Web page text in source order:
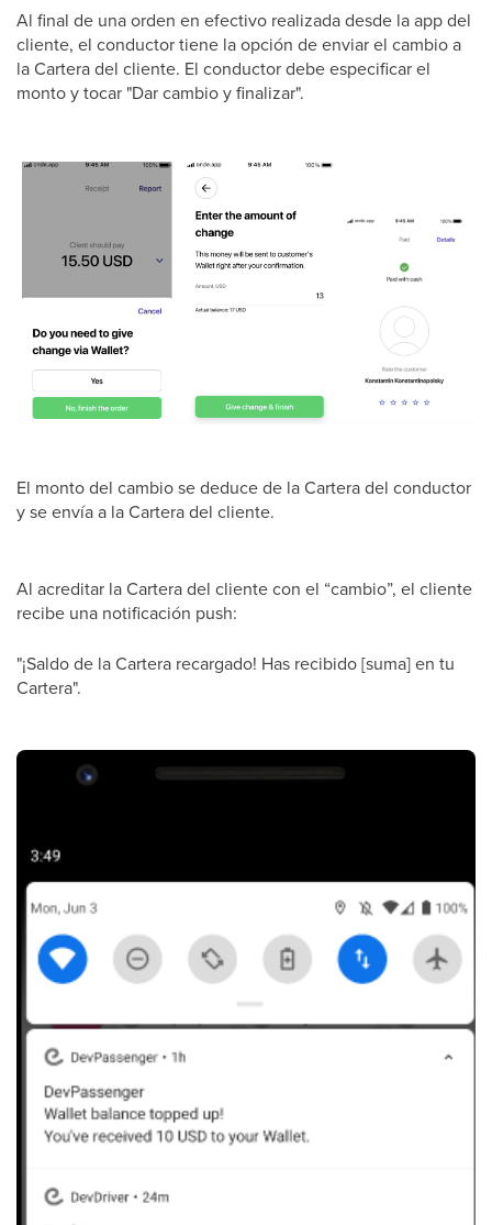
Al final de una orden en efectivo realizada desde la app del
cliente, el conductor tiene la opción de enviar el cambio a
la Cartera del cliente. El conductor debe especificar el
monto y tocar "Dar cambio y finalizar".
El monto del cambio se deduce de la Cartera del conductor
y se envía a la Cartera del cliente.
Al acreditar la Cartera del cliente con el “cambio”, el cliente
recibe una notificación push:
"¡Saldo de la Cartera recargado! Has recibido [suma] en tu
Cartera".